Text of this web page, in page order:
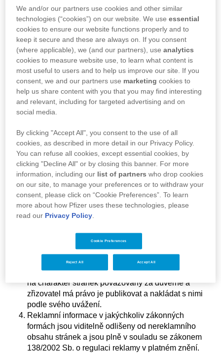
užívání stránek (dále jen "dohoda") se společností
MeDitorial, s.r.o. (dále jen MeDitorial), se sídlem
Praha 2, Sokolská 31/490, PSČ 120 26, zapsána
v obchodním rejstříku vedeném Městským soudem
v Praze, oddíl C, vložka 103858. Za jakoukoliv
škodu vzniklou užíváním těchto internetových
stránek vám či třetí osobě v důsledku porušení
takovéto dohody nenese MeDitorial odpovědnost
a vy jste povinni nahradit nárokující straně škodu v
plném rozsahu a výši. Společnost MeDitorial
interpretaci zde prezentovaných informací.
Obsahem stránek jsou informace určené pro
širokou veřejnost, není-li uvedeno jinak. Obsahem
stránek jsou zejména odborné články, informace o
odborných akcích a odkazy na jiné odborné
stránky či organizace. Stránka je databází podle §
88 zákona 121/2000 Sb. o právu autorském.
Veškeré nakládání s autorskými právy se řídí tímto
zákonem. Autorská práva k informacím a článkům
takovýchto autorských práv a zřizovateli databáze
podle zákona.
Vaše dotazy a připomínky, které vznesete a zadáte
prostřednictvím těchto stránek, nejsou s ohledem
na charakter stránek považovány za důvěrné a
zřizovatel má právo je publikovat a nakládat s nimi
podle svého uvážení.
Reklamní informace v jakýchkoliv zákonných
formách jsou viditelně odlišeny od nereklamního
obsahu stránek a jsou plně v souladu se zákonem
138/2002 Sb. o regulaci reklamy v platném znění.
We and/or our partners use cookies and other similar
technologies (“cookies”) on our website. We useessential
cookies to ensure our website functions properly and to
keep it secure and these are always on. If you consent
(where applicable), we (and our partners), useanalytics
cookies to measure website use, to learn what content is
most useful to users and to help us improve our site. If you
consent, we and our partners use marketing cookies to
help us share content with you that you may find interesting
and relevant, including for targeted advertising and on
social media.
By clicking "Accept All", you consent to the use of all
cookies, as described in more detail in our Privacy Policy.
You can refuse all cookies, except essential cookies, by
clicking "Decline All" or by closing this banner. For more
information, including our list of partners who drop cookies
on our site, to manage your preferences or to withdraw your
consent, please click on “Cookie Preferences”. To learn
more about how Pfizer uses these technologies, please
read our Privacy Policy
Cookie Preferences
Reject All Accept All